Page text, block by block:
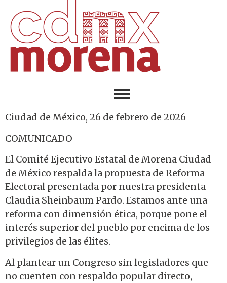
Ciudad de México, 26 de febrero de 2026
COMUNICADO
El Comité Ejecutivo Estatal de Morena Ciudad
de México respalda la propuesta de Reforma
Electoral presentada por nuestra presidenta
Claudia Sheinbaum Pardo. Estamos ante una
reforma con dimensión ética, porque pone el
interés superior del pueblo por encima de los
privilegios de las élites.
Al plantear un Congreso sin legisladores que
no cuenten con respaldo popular directo,